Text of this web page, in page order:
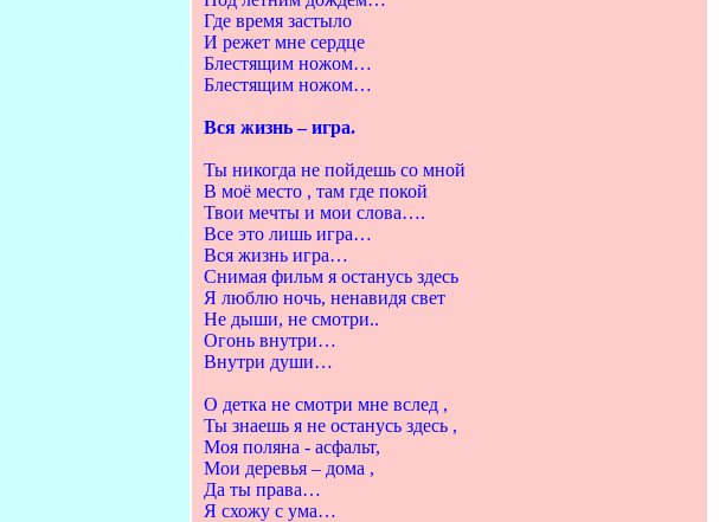
Где время застыло
И режет мне сердце
Блестящим ножом…
Блестящим ножом…
Вся жизнь – игра.
Ты никогда не пойдешь со мной
В моё место , там где покой
Твои мечты и мои слова….
Все это лишь игра…
Вся жизнь игра…
Снимая фильм я останусь здесь
Я люблю ночь, ненавидя свет
Не дыши, не смотри..
Огонь внутри…
Внутри души…
О детка не смотри мне вслед ,
Ты знаешь я не останусь здесь ,
Моя поляна - асфальт,
Мои деревья – дома ,
Да ты права…
Я схожу с ума…